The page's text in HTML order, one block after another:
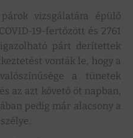
vizsgálatára épülő
19-fertőzött és 2761
párt derítettek
vonták le, hogy a
a tünetek
az azt követő öt napban,
pedig már alacsony a